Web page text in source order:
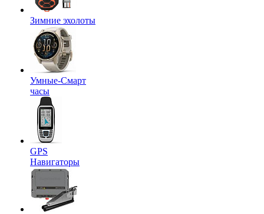
Зимние эхолоты
Умные-Смарт
часы
GPS
Навигаторы